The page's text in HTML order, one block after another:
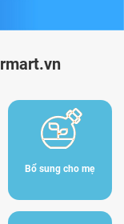
Bổ sung cho mẹ